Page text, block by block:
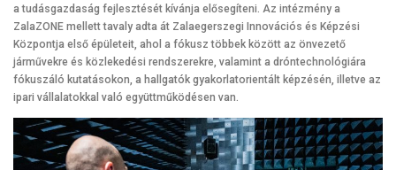
a tudásgazdaság fejlesztését kívánja elősegíteni. Az intézmény a
ZalaZONE mellett tavaly adta át Zalaegerszegi Innovációs és Képzési
Központja első épületeit, ahol a fókusz többek között az önvezető
járművekre és közlekedési rendszerekre, valamint a dróntechnológiára
fókuszáló kutatásokon, a hallgatók gyakorlatorientált képzésén, illetve az
ipari vállalatokkal való együttműködésen van.